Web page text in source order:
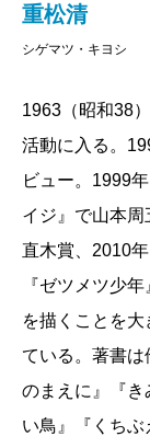
手の人のため
りますように
2011/07/25
重松清
シゲマツ・キヨシ
1963（昭和38
活動に入る。
ビュー。1999
イジ』で山本
直木賞、2010
『ゼツメツ少
を描くことを
ている。著書は
のまえに』『
い鳥』『くち